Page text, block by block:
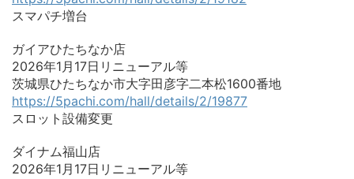
スマパチ増台
ガイアひたちなか店
2026年1月17日リニューアル等
茨城県ひたちなか市大字田彦字二本松1600番地
https://5pachi.com/hall/details/2/19877
スロット設備変更
ダイナム福山店
2026年1月17日リニューアル等